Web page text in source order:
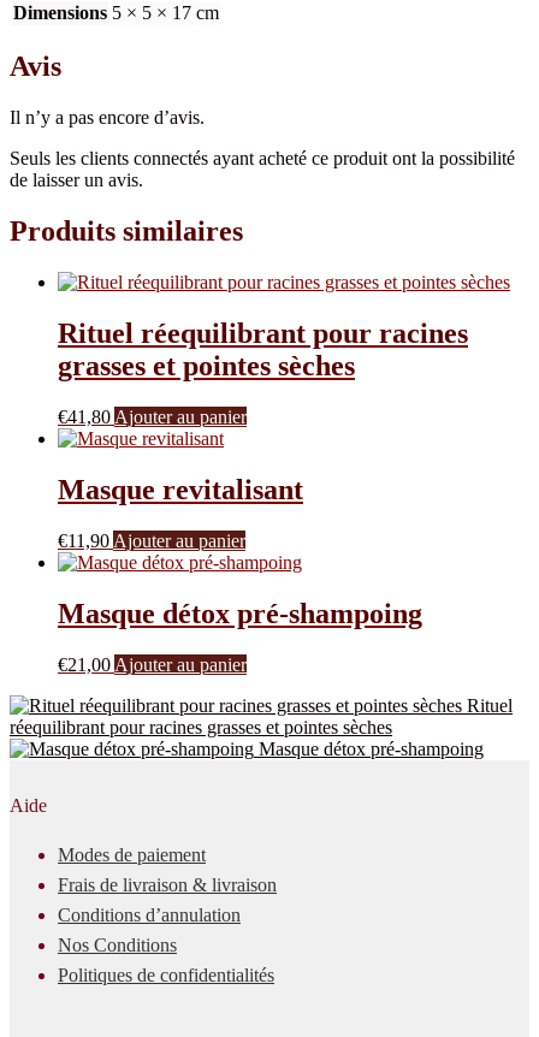
Dimensions 5 × 5 × 17 cm
Avis
Il n’y a pas encore d’avis.
Seuls les clients connectés ayant acheté ce produit ont la possibilité
de laisser un avis.
Produits similaires
Rituel réequilibrant pour racines
grasses et pointes sèches
€41,80 Ajouter au panier
Masque revitalisant
€11,90 Ajouter au panier
Masque détox pré-shampoing
€21,00 Ajouter au panier
Rituel
réequilibrant pour racines grasses et pointes sèches
Masque détox pré-shampoing
Aide
Modes de paiement
Frais de livraison & livraison
Conditions d’annulation
Nos Conditions
Politiques de confidentialités